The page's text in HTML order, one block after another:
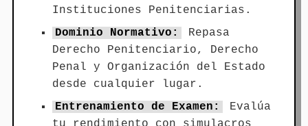
Instituciones Penitenciarias.
Dominio Normativo:
Repasa
Derecho Penitenciario, Derecho
Penal y Organización del Estado
desde cualquier lugar.
Entrenamiento de Examen:
Evalúa